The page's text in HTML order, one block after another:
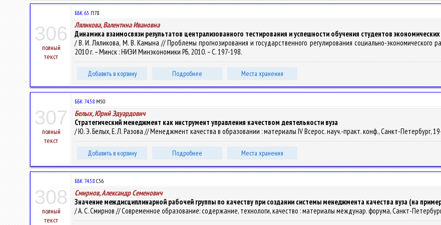
306
полный
текст
ББК 65.П78
Ляликова, Валентина Ивановна
Динамика взаимосвязи результатов централизованного тестирования и успешности обучения студентов
/ В. И. Ляликова, М. В. Камына // Проблемы прогнозирования и государственного регулирования социально-
2010 г. – Минск : НИЭИ Минэкономики РБ, 2010. – С. 197-198.
Добавить в корзину Подробнее Места хранения
307
полный
текст
ББК 74.58 М50
Белых, Юрий Эдуардович
Стратегический менеджмент как инструмент управления качеством деятельности вуза
/ Ю. Э. Белых, Е. Л. Разова // Менеджмент качества в образовании : материалы IV Всерос. науч.-практ. конф., Санкт-Петербург,
Добавить в корзину Подробнее Места хранения
308
полный
текст
ББК 74.58 С56
Смирнов, Александр Семенович
Значение междисциплинарной рабочей группы по качеству при создании системы менеджмента качества вуза (на
/ А. С. Смирнов // Современное образование: содержание, технологи, качество : материалы междунар. форума, Санкт-